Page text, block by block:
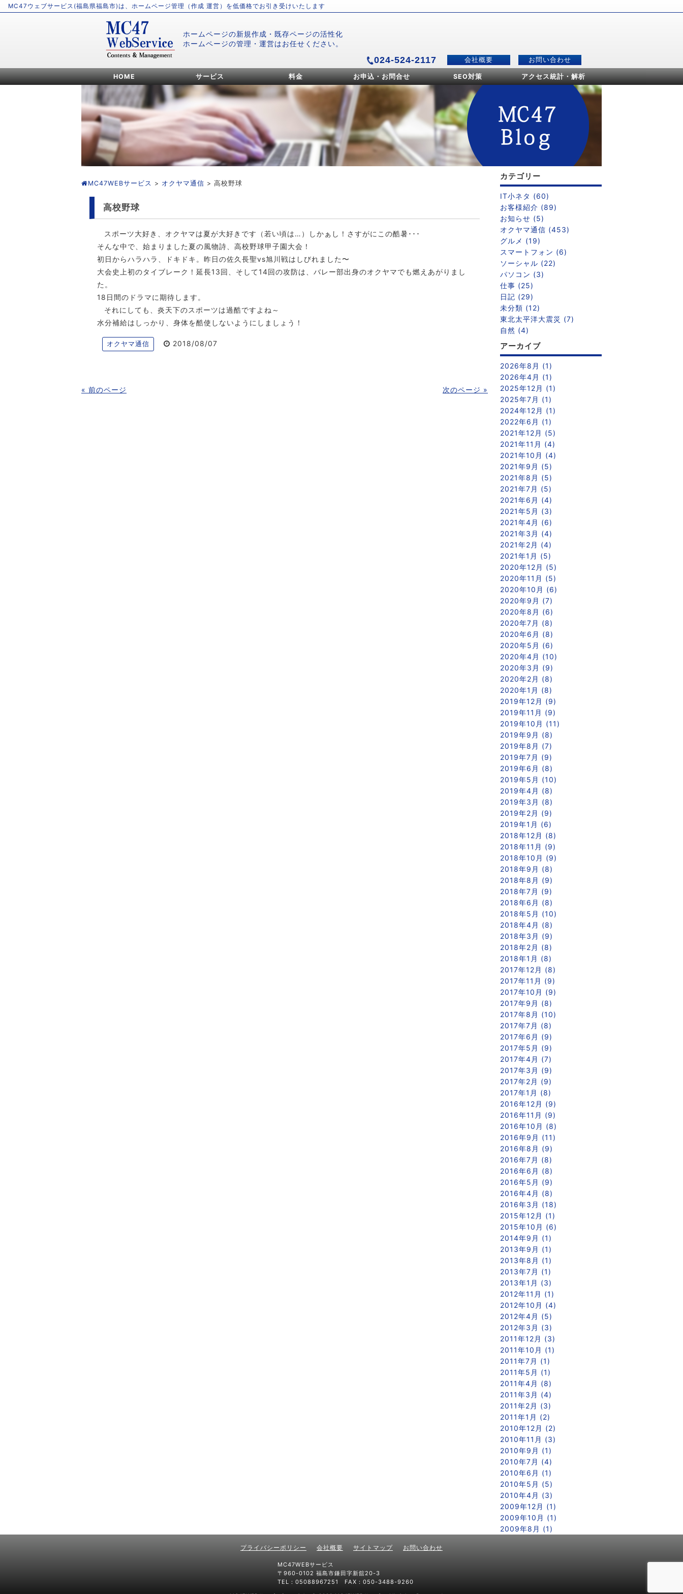
MC47ウェブサービス(福島県福島市)は、ホームページ管理（作成 運営）を低価格でお引き受けいたします
ホームページの新規作成・既存ページの活性化
ホームページの管理・運営はお任せください。
024-524-2117 会社概要 お問い合わせ
HOME サービス 料金 お申込・お問合せ SEO対策 アクセス統計・解析
MC47WEBサービス > オクヤマ通信 > 高校野球
高校野球
スポーツ大好き、オクヤマは夏が大好きです（若い頃は…）しかぁし！さすがにこの酷暑･･･
そんな中で、始まりました夏の風物詩、高校野球甲子園大会！
初日からハラハラ、ドキドキ。昨日の佐久長聖vs旭川戦はしびれました〜
大会史上初のタイブレーク！延長13回、そして14回の攻防は、バレー部出身のオクヤマでも燃えあがりまし
た。
18日間のドラマに期待します。
それにしても、炎天下のスポーツは過酷ですよね～
水分補給はしっかり、身体を酷使しないようにしましょう！
オクヤマ通信 2018/08/07
« 前のページ 次のページ »
カテゴリー
IT小ネタ (60)
お客様紹介 (89)
お知らせ (5)
オクヤマ通信 (453)
グルメ (19)
スマートフォン (6)
ソーシャル (22)
パソコン (3)
仕事 (25)
日記 (29)
未分類 (12)
東北太平洋大震災 (7)
自然 (4)
アーカイブ
2026年8月 (1)
2026年4月 (1)
2025年12月 (1)
2025年7月 (1)
2024年12月 (1)
2022年6月 (1)
2021年12月 (5)
2021年11月 (4)
2021年10月 (4)
2021年9月 (5)
2021年8月 (5)
2021年7月 (5)
2021年6月 (4)
2021年5月 (3)
2021年4月 (6)
2021年3月 (4)
2021年2月 (4)
2021年1月 (5)
2020年12月 (5)
2020年11月 (5)
2020年10月 (6)
2020年9月 (7)
2020年8月 (6)
2020年7月 (8)
2020年6月 (8)
2020年5月 (6)
2020年4月 (10)
2020年3月 (9)
2020年2月 (8)
2020年1月 (8)
2019年12月 (9)
2019年11月 (9)
2019年10月 (11)
2019年9月 (8)
2019年8月 (7)
2019年7月 (9)
2019年6月 (8)
2019年5月 (10)
2019年4月 (8)
2019年3月 (8)
2019年2月 (9)
2019年1月 (6)
2018年12月 (8)
2018年11月 (9)
2018年10月 (9)
2018年9月 (8)
2018年8月 (9)
2018年7月 (9)
2018年6月 (8)
2018年5月 (10)
2018年4月 (8)
2018年3月 (9)
2018年2月 (8)
2018年1月 (8)
2017年12月 (8)
2017年11月 (9)
2017年10月 (9)
2017年9月 (8)
2017年8月 (10)
2017年7月 (8)
2017年6月 (9)
2017年5月 (9)
2017年4月 (7)
2017年3月 (9)
2017年2月 (9)
2017年1月 (8)
2016年12月 (9)
2016年11月 (9)
2016年10月 (8)
2016年9月 (11)
2016年8月 (9)
2016年7月 (8)
2016年6月 (8)
2016年5月 (9)
2016年4月 (8)
2016年3月 (18)
2015年12月 (1)
2015年10月 (6)
2014年9月 (1)
2013年9月 (1)
2013年8月 (1)
2013年7月 (1)
2013年1月 (3)
2012年11月 (1)
2012年10月 (4)
2012年4月 (5)
2012年3月 (3)
2011年12月 (3)
2011年10月 (1)
2011年7月 (1)
2011年5月 (1)
2011年4月 (8)
2011年3月 (4)
2011年2月 (3)
2011年1月 (2)
2010年12月 (2)
2010年11月 (3)
2010年9月 (1)
2010年7月 (4)
2010年6月 (1)
2010年5月 (5)
2010年4月 (3)
2009年12月 (1)
2009年10月 (1)
2009年8月 (1)
プライバシーポリシー 会社概要 サイトマップ お問い合わせ
MC47WEBサービス
〒960-0102 福島市鎌田字新舘20-3
TEL：05088967251 FAX：050-3488-9260